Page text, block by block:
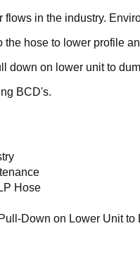
flows in the industry.
hose to lower profile
down on lower unit to
BCD's.
Hose
Down on Lower Unit to